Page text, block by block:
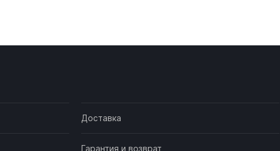
Доставка
Гарантия и возврат